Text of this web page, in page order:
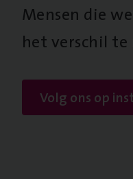
Mensen die
het verschil te
Volg ons op